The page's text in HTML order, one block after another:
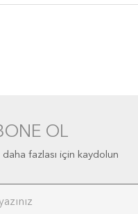
OL
fazlası için kaydolun